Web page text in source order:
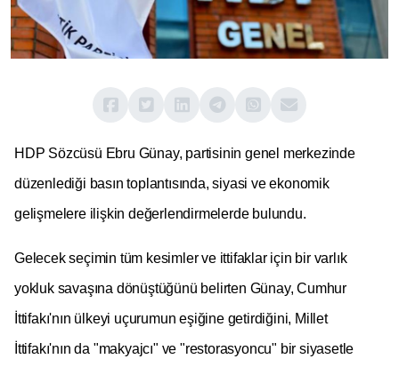
HDP Sözcüsü Ebru Günay, partisinin genel merkezinde
düzenlediği basın toplantısında, siyasi ve ekonomik
gelişmelere ilişkin değerlendirmelerde bulundu.
Gelecek seçimin tüm kesimler ve ittifaklar için bir varlık
yokluk savaşına dönüştüğünü belirten Günay, Cumhur
İttifakı'nın ülkeyi uçurumun eşiğine getirdiğini, Millet
İttifakı'nın da "makyajcı" ve "restorasyoncu" bir siyasetle